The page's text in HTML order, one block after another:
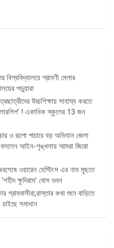
শ্রাবণী মেলার
পড়ুয়ারা
উচ্চশিক্ষায় সাহায্য করতে
! একাধিক স্কুলের 13 জন
ও রূপো পাচারে বড় অভিযান জেলা
বললেন আইন-শৃঙ্খলায় আমরা জিরো
ওয়ারেন হেস্টিংস এর নাম মুছতে
ক্ষুদিরাম’ বোস ভবন
কথা শুনে বাড়িতে
সমাধান